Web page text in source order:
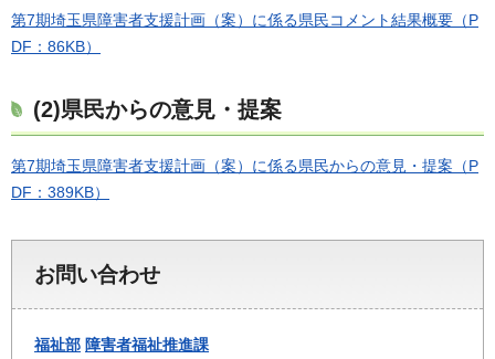
第7期埼玉県障害者支援計画（案）に係る県民コメント結果概要（P
DF：86KB）
(2)県民からの意見・提案
第7期埼玉県障害者支援計画（案）に係る県民からの意見・提案（P
DF：389KB）
お問い合わせ
福祉部 障害者福祉推進課